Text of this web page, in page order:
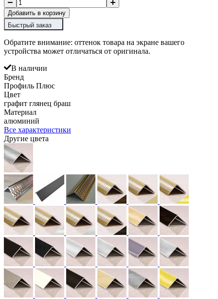
Добавить в корзину
Быстрый заказ
Обратите внимание: оттенок товара на экране вашего
устройства может отличаться от оригинала.
В наличии
Бренд
Профиль Плюс
Цвет
графит глянец браш
Материал
алюминий
Все характеристики
Другие цвета